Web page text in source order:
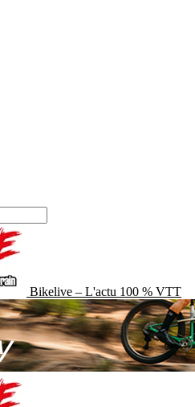
Bikelive – L'actu 100 % VTT